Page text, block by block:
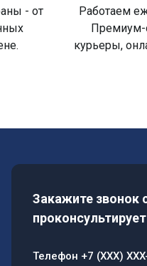
- от
Работаем
Премиум-
курьеры,
Закажите звонок
Телефон +7 (XXX)